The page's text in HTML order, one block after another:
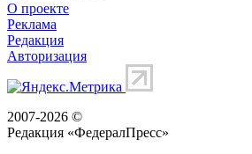
О проекте
Реклама
Редакция
Авторизация
2007-2026 ©
Редакция «ФедералПресс»